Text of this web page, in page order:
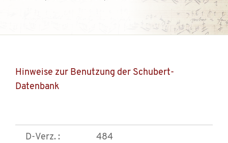
Hinweise zur Benutzung der Schubert-
Datenbank
D-Verz. : 484